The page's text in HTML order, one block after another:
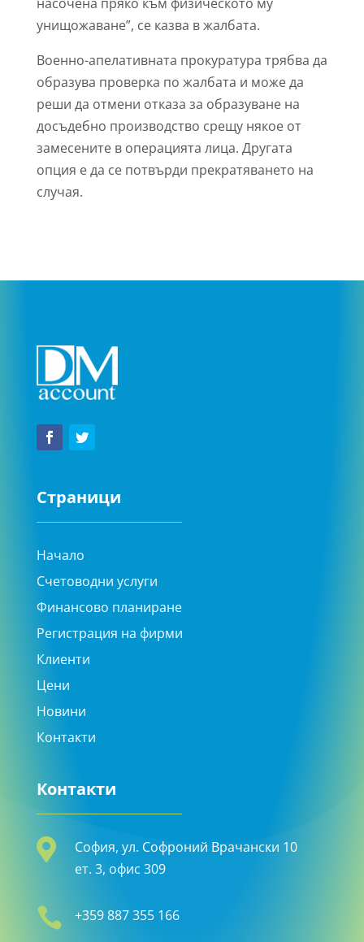
унищожаване”, се казва в жалбата.
Военно-апелативната прокуратура трябва да
образува проверка по жалбата и може да
реши да отмени отказа за образуване на
досъдебно производство срещу някое от
замесените в операцията лица. Другата
опция е да се потвърди прекратяването на
случая.
Страници
Начало
Счетоводни услуги
Финансово планиране
Регистрация на фирми
Клиенти
Цени
Новини
Контакти
Контакти

София, ул. Софроний Врачански 10
ет. 3, офис 309
 +359 887 355 166